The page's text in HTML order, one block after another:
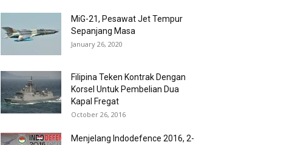
MiG-21, Pesawat Jet Tempur
Sepanjang Masa
January 26, 2020
Filipina Teken Kontrak Dengan
Korsel Untuk Pembelian Dua
Kapal Fregat
October 26, 2016
Menjelang Indodefence 2016, 2-